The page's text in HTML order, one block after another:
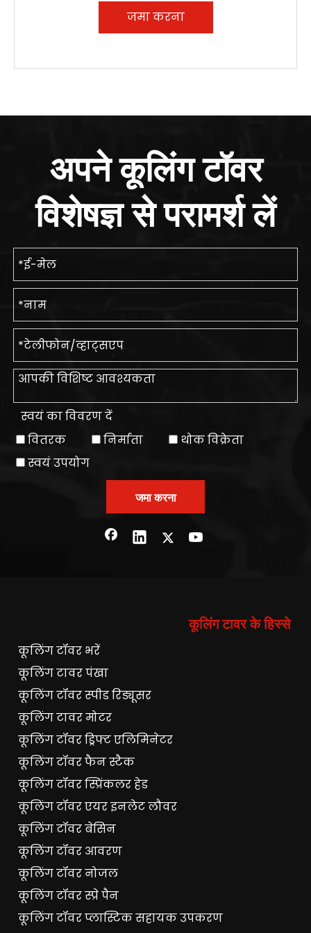
जमा करना
अपने कूलिंग टॉवर
विशेषज्ञ से परामर्श लें
स्वयं का विवरण दें
वितरक
निर्माता
थोक विक्रेता
स्वयं उपयोग
जमा करना
कूलिंग टावर के हिस्से
कूलिंग टॉवर भरें
कूलिंग टावर पंखा
कूलिंग टॉवर स्पीड रिड्यूसर
कूलिंग टावर मोटर
कूलिंग टॉवर ड्रिफ्ट एलिमिनेटर
कूलिंग टॉवर फैन स्टैक
कूलिंग टॉवर स्प्रिंकलर हेड
कूलिंग टॉवर एयर इनलेट लौवर
कूलिंग टॉवर बेसिन
कूलिंग टॉवर आवरण
कूलिंग टॉवर नोजल
कूलिंग टॉवर स्प्रे पैन
कूलिंग टॉवर प्लास्टिक सहायक उपकरण